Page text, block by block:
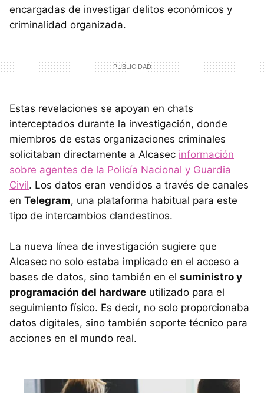
encargadas de investigar delitos económicos y
criminalidad organizada.
Estas revelaciones se apoyan en chats
interceptados durante la investigación, donde
miembros de estas organizaciones criminales
solicitaban directamente a Alcasec información
sobre agentes de la Policía Nacional y Guardia
Civil. Los datos eran vendidos a través de canales
en Telegram, una plataforma habitual para este
tipo de intercambios clandestinos.
La nueva línea de investigación sugiere que
Alcasec no solo estaba implicado en el acceso a
bases de datos, sino también en el suministro y
programación del hardware utilizado para el
seguimiento físico. Es decir, no solo proporcionaba
datos digitales, sino también soporte técnico para
acciones en el mundo real.